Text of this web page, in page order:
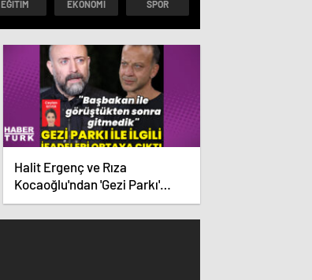
EĞITIM EKONOMI SPOR
Halit Ergenç ve Rıza
Kocaoğlu'ndan 'Gezi Parkı'
ifadesi – Magazin haberleri